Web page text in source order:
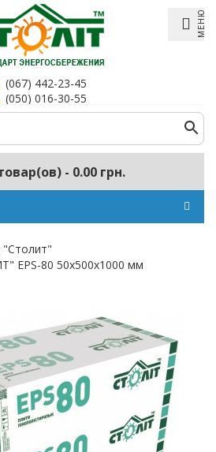
МЕНЮ
(067) 442-23-45
(050) 016-30-55
- 0.00 грн.
"Столит"
EPS-80 50x500x1000 мм